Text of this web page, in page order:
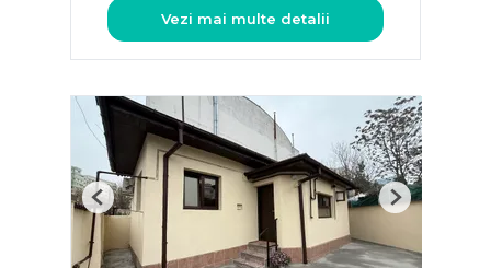
Vezi mai multe detalii
Previous Next